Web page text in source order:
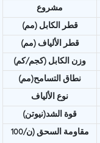
مشروع
قطر الكابل (مم)
قطر الألياف (مم)
وزن الكابل (كجم/كم)
نطاق التسامح(مم)
نوع الألياف
قوة الشد(نيوتن)
مقاومة السحق (ن/100